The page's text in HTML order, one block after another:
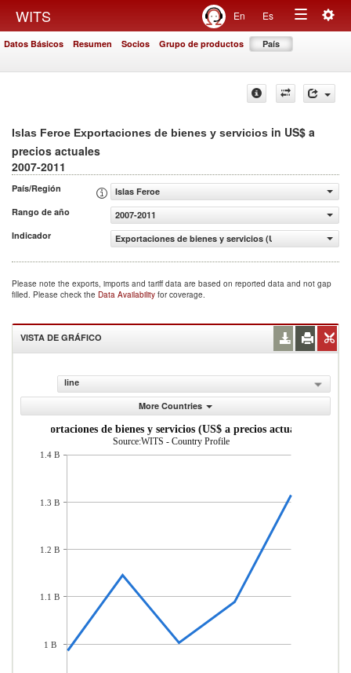
WITS En Es
Toggle
Datos Básicos Resumen Socios Grupo de productos País
Islas Feroe Exportaciones de bienes y servicios in US$ a
precios actuales
2007-2011
País/Región
Islas Feroe
Rango de año
2007-2011
Indicador
Exportaciones de bienes y servicios (US$ a precios
Please note the exports, imports and tariff data are based on reported data and not gap
filled. Please check the Data Availability for coverage.
VISTA DE GRÁFICO
line
More Countries
Exportaciones de bienes y servicios (US$ a precios actuales)
Source:WITS - Country Profile
1.4 B
1.3 B
1.2 B
1.1 B
1 B